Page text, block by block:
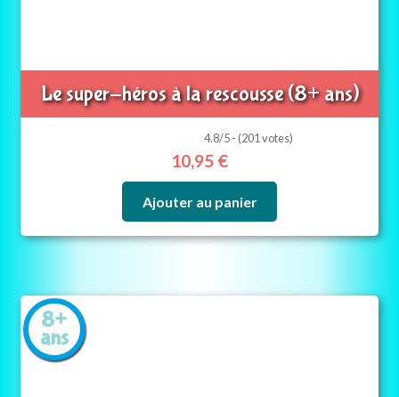
Le super-héros à la rescousse (8+ ans)
4.8/5 - (201 votes)
10,95 €
Ajouter au panier
8+
ans